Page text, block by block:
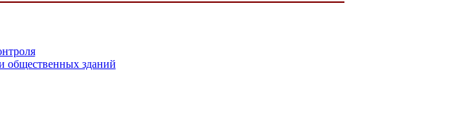
общественных зданий